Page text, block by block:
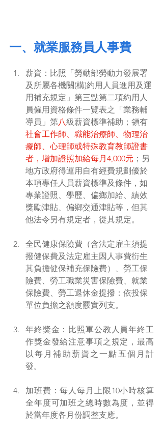
一、就業服務員人事費
薪資：比照「勞動部勞動力發展署
及所屬各機關(構)約用人員進用及運
用補充規定」第三點第二項約用人
員僱用資格條件一覽表之「業務輔
導員」第八級薪資標準補助；領有
社會工作師、職能治療師、物理治
療師、心理師或特殊教育教師證書
者，增加證照加給每月4,000元 ；另
地方政府得運用自有經費規劃優於
本項專任人員薪資標準及條件，如
專業證照、學歷、偏鄉加給、績效
獎勵津貼、偏鄉交通津貼等，但其
他法令另有規定者，從其規定。
全民健康保險費（含法定雇主須提
撥健保費及法定雇主因人事費衍生
其負擔健保補充保險費）、勞工保
險費、勞工職業災害保險費、就業
保險費、勞工退休金提撥：依投保
單位負擔之額度覈實列支。
年終獎金：比照軍公教人員年終工
作獎金發給注意事項之規定，最高
以每月補助薪資之一點五個月計
發。
加班費：每人每月上限10小時核算
全年度可加班之總時數為度，並得
於當年度各月份調整支應。